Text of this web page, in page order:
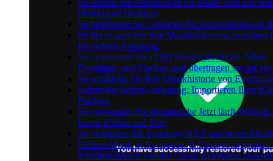
So ändern Sie Albumcover für lokale Titel auf
(Mobil und Desktop)
So bearbeiten Sie Liedtexte für Audiodateien auf
So übertragen Sie Ihre Musikbibliothek zwischen
für-Schritt-Anleitung
So archivieren Sie (ZIP) Wiedergabelisten,
Evermusic und Flacbox und übertragen sie auf ein
So scrobbeln Sie Ihre Musikhistorie von
Schritt-für-Schritt-Anleitung: Importieren Ihrer
Flacbox
So verwenden Sie dynamische Jetzt läuft-
Ihrem iPhone und Mac
So verbinden Sie Synology NAS und hören
Offline-Musik in Evermusic & Flacbox abspielen:
Synchronisieren von der Cloud zu lokalen Dateien